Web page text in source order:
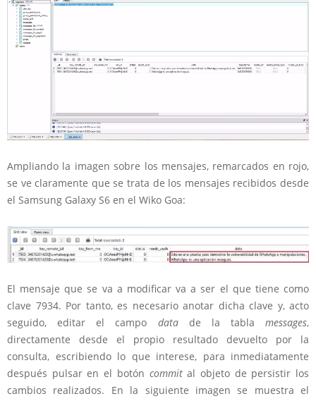
Ampliando la imagen sobre los mensajes, remarcados en rojo,
se ve claramente que se trata de los mensajes recibidos desde
el Samsung Galaxy S6 en el Wiko Goa:
El mensaje que se va a modificar va a ser el que tiene como
clave 7934. Por tanto, es necesario anotar dicha clave y, acto
seguido, editar el campo data de la tabla messages,
directamente desde el propio resultado devuelto por la
consulta, escribiendo lo que interese, para inmediatamente
después pulsar en el botón commital objeto de persistir los
cambios realizados. En la siguiente imagen se muestra el